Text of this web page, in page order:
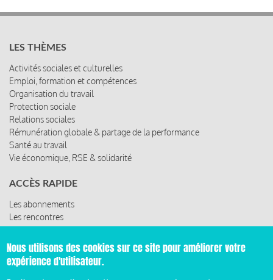
LES THÈMES
Activités sociales et culturelles
Emploi, formation et compétences
Organisation du travail
Protection sociale
Relations sociales
Rémunération globale & partage de la performance
Santé au travail
Vie économique, RSE & solidarité
ACCÈS RAPIDE
Les abonnements
Les rencontres
Les ressources
Nous utilisons des cookies sur ce site pour améliorer votre
expérience d'utilisateur.